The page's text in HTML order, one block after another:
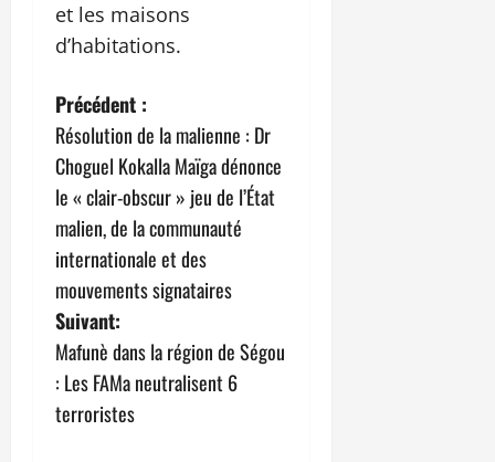
et les maisons
d’habitations.
N
a
v
i
g
a
t
i
Précédent :
Résolution de la malienne : Dr
Choguel Kokalla Maïga dénonce
le « clair-obscur » jeu de l’État
malien, de la communauté
internationale et des
mouvements signataires
Suivant:
Mafunè dans la région de Ségou
: Les FAMa neutralisent 6
terroristes